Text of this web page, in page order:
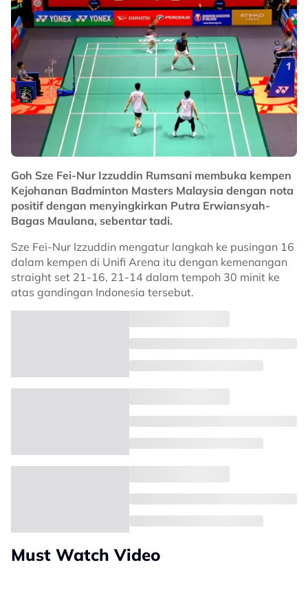
Goh Sze Fei-Nur Izzuddin Rumsani membuka kempen
Kejohanan Badminton Masters Malaysia dengan nota
positif dengan menyingkirkan Putra Erwiansyah-
Bagas Maulana, sebentar tadi.
Sze Fei-Nur Izzuddin mengatur langkah ke pusingan 16
dalam kempen di Unifi Arena itu dengan kemenangan
straight set 21-16, 21-14 dalam tempoh 30 minit ke
atas gandingan Indonesia tersebut.
Must Watch Video